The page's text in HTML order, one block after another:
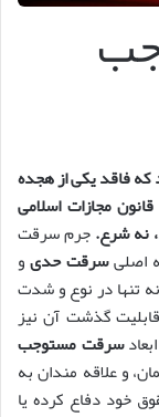
فاقد یکی از هجده
تعیین شده برای سرقت حدی در ماده 268 قانون مجازات اسلامی
نه شرع.جرم سرقت
اصلیسرقت حدیو
تنها در نوع و شدت
گذشت آن نیز
سرقت مستوجب
و علاقه مندان به
خود دفاع کرده یا